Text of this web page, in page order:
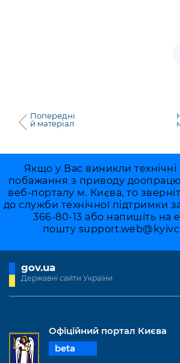
Попередні
й матеріал
Якщо у Вас виникли
побажання з приводу
веб-порталу м. Києва, то
до служби технічної підтримки
366-80-13 або напишіть на
пошту
gov.ua
Державні сайти України
Офіційний портал Києва
beta